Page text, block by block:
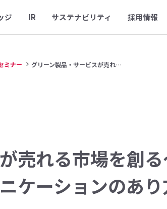
ジ IR サステナビリティ 採用情報
ミナー グリーン製品・サービスが売れる...
売れる市場を創
ケーションのあ